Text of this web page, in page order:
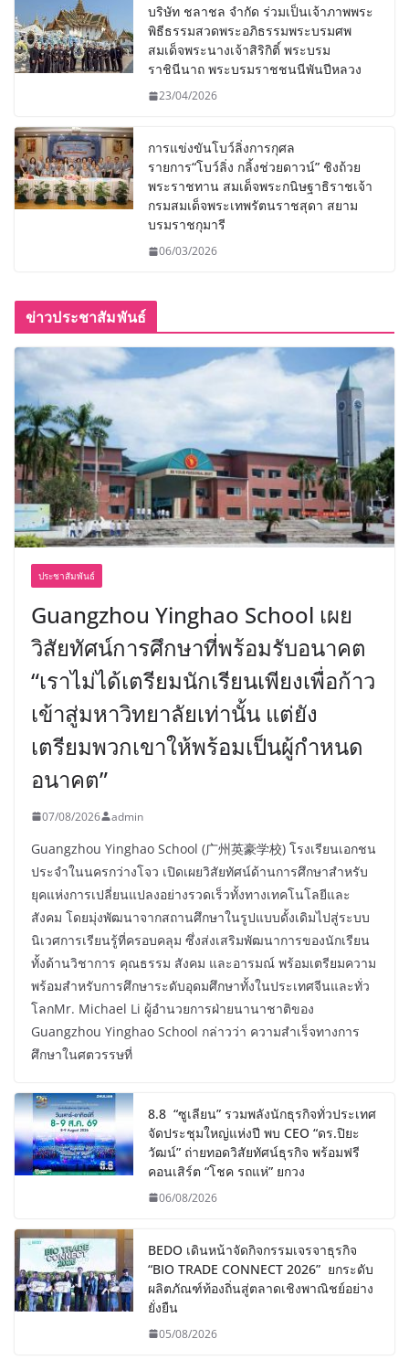
บริษัท ชลาชล จำกัด ร่วมเป็นเจ้าภาพพระ
พิธีธรรมสวดพระอภิธรรมพระบรมศพ
สมเด็จพระนางเจ้าสิริกิติ์ พระบรม
ราชินีนาถ พระบรมราชชนนีพันปีหลวง
23/04/2026
การแข่งขันโบว์ลิ่งการกุศล
รายการ“โบว์ลิ่ง กลิ้งช่วยดาวน์” ชิงถ้วย
พระราชทาน สมเด็จพระกนิษฐาธิราชเจ้า
กรมสมเด็จพระเทพรัตนราชสุดา สยาม
บรมราชกุมารี
06/03/2026
ข่าวประชาสัมพันธ์
ประชาสัมพันธ์
Guangzhou Yinghao School เผย
วิสัยทัศน์การศึกษาที่พร้อมรับอนาคต
“เราไม่ได้เตรียมนักเรียนเพียงเพื่อก้าว
เข้าสู่มหาวิทยาลัยเท่านั้น แต่ยัง
เตรียมพวกเขาให้พร้อมเป็นผู้กำหนด
อนาคต”
07/08/2026 admin
Guangzhou Yinghao School (广州英豪学校) โรงเรียนเอกชน
ประจำในนครกว่างโจว เปิดเผยวิสัยทัศน์ด้านการศึกษาสำหรับ
ยุคแห่งการเปลี่ยนแปลงอย่างรวดเร็วทั้งทางเทคโนโลยีและ
สังคม โดยมุ่งพัฒนาจากสถานศึกษาในรูปแบบดั้งเดิมไปสู่ระบบ
นิเวศการเรียนรู้ที่ครอบคลุม ซึ่งส่งเสริมพัฒนาการของนักเรียน
ทั้งด้านวิชาการ คุณธรรม สังคม และอารมณ์ พร้อมเตรียมความ
พร้อมสำหรับการศึกษาระดับอุดมศึกษาทั้งในประเทศจีนและทั่ว
โลกMr. Michael Li ผู้อำนวยการฝ่ายนานาชาติของ
Guangzhou Yinghao School กล่าวว่า ความสำเร็จทางการ
ศึกษาในศตวรรษที่
8.8 “ซูเลียน” รวมพลังนักธุรกิจทั่วประเทศ
จัดประชุมใหญ่แห่งปี พบ CEO “ดร.ปิยะ
วัฒน์” ถ่ายทอดวิสัยทัศน์ธุรกิจ พร้อมฟรี
คอนเสิร์ต “โชค รถแห่” ยกวง
06/08/2026
BEDO เดินหน้าจัดกิจกรรมเจรจาธุรกิจ
“BIO TRADE CONNECT 2026” ยกระดับ
ผลิตภัณฑ์ท้องถิ่นสู่ตลาดเชิงพาณิชย์อย่าง
ยั่งยืน
05/08/2026